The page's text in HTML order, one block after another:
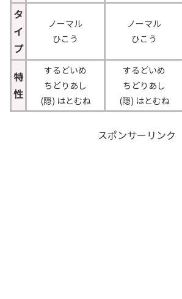
タ
イ
プ
ノーマル
ひこう
ノーマル
ひこう
特
性
するどいめ
ちどりあし
(隠) はとむね
するどいめ
ちどりあし
(隠) はとむね
スポンサーリンク